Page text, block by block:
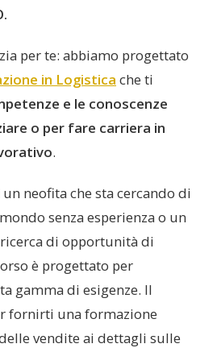
per te: abbiamo progettato
in Logistica che ti
e le conoscenze
o per fare carriera in
.
neofita che sta cercando di
senza esperienza o un
di opportunità di
è progettato per
gamma di esigenze. Il
fornirti una formazione
vendite ai dettagli sulle